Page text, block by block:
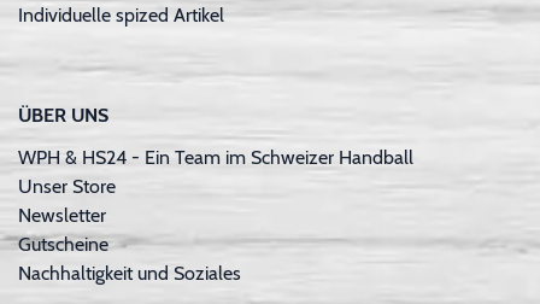
Individuelle spized Artikel
ÜBER UNS
WPH & HS24 - Ein Team im Schweizer Handball
Unser Store
Newsletter
Gutscheine
Nachhaltigkeit und Soziales